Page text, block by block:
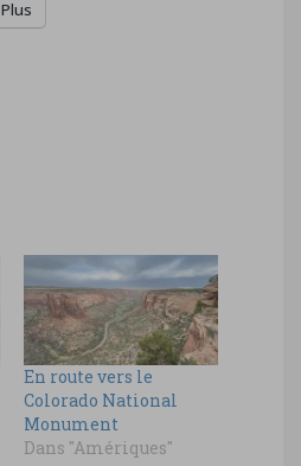
Plus
En route vers le
Colorado National
Monument
Dans "Amériques"